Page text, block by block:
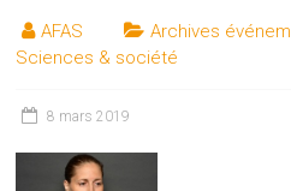
AFAS Archives
Sciences & société
8 mars 2019